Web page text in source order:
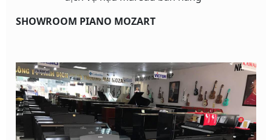
SHOWROOM PIANO MOZART